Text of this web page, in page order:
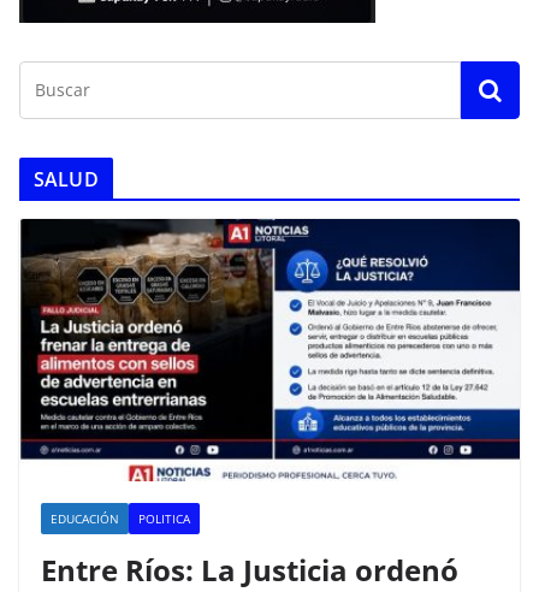
SALUD
EDUCACIÓN POLITICA
Entre Ríos: La Justicia ordenó